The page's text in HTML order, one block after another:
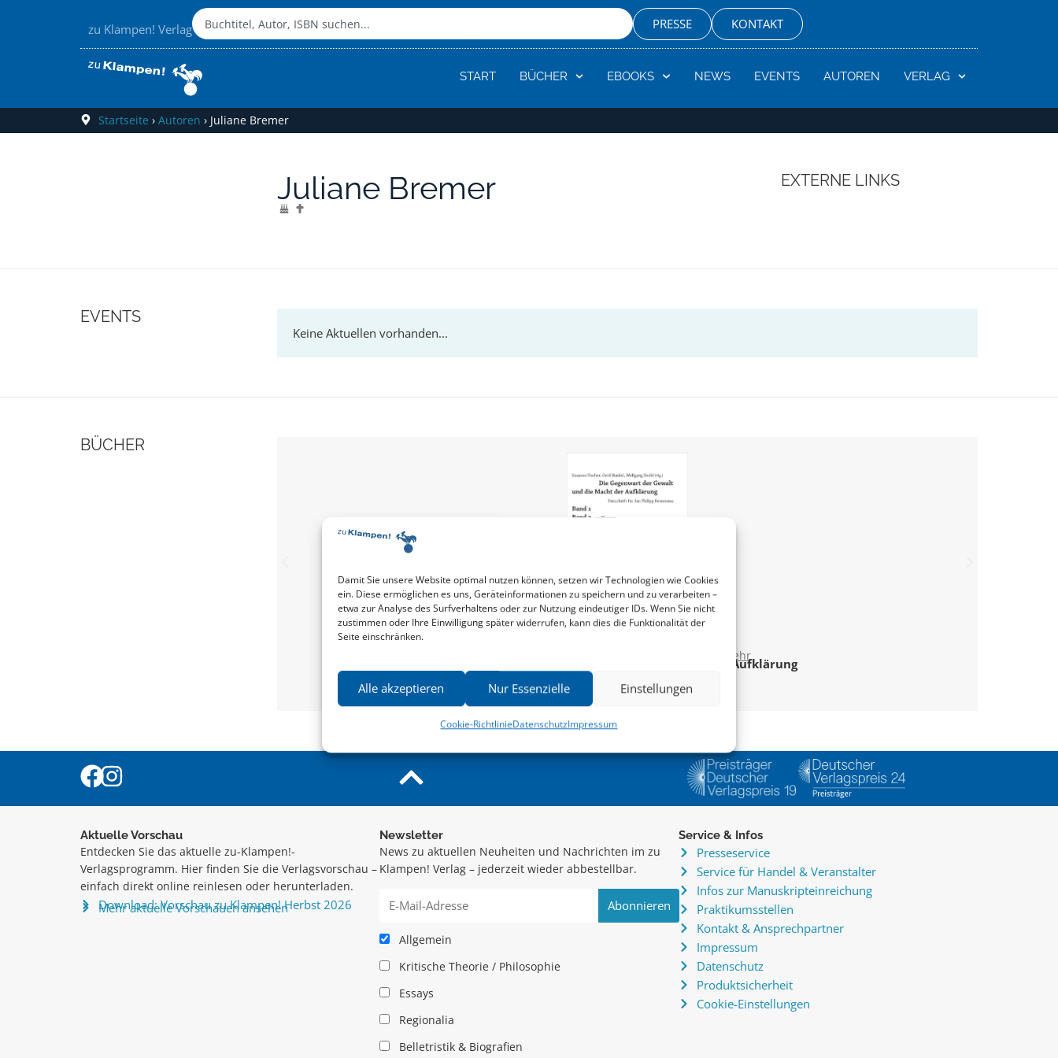
Damit Sie unsere Website optimal nutzen können, setzen wir Technologien wie Cookies
ein. Diese ermöglichen es uns, Geräteinformationen zu speichern und zu verarbeiten –
etwa zur Analyse des Surfverhaltens oder zur Nutzung eindeutiger IDs. Wenn Sie nicht
zustimmen oder Ihre Einwilligung später widerrufen, kann dies die Funktionalität der
Seite einschränken.
Alle akzeptieren Nur Essenzielle Einstellungen
Cookie-RichtlinieDatenschutzImpressum
zu Klampen! Verlag PRESSE KONTAKT
START BÜCHER EBOOKS NEWS EVENTS AUTOREN VERLAG
Startseite › Autoren › Juliane Bremer
Juliane Bremer EXTERNE LINKS
EVENTS
BÜCHER
und mehr
Die Gegenwart der Gewalt und die Macht der Aufklärung
Aktuelle Vorschau
Entdecken Sie das aktuelle zu-Klampen!-
Verlagsprogramm. Hier finden Sie die Verlagsvorschau –
einfach direkt online reinlesen oder herunterladen.
Download: Vorschau zu Klampen! Herbst 2026
Mehr aktuelle Vorschauen ansehen
Newsletter
News zu aktuellen Neuheiten und Nachrichten im zu
Klampen! Verlag – jederzeit wieder abbestellbar.
Allgemein
Kritische Theorie / Philosophie
Essays
Regionalia
Belletristik & Biografien
Service & Infos
Presseservice
Service für Handel & Veranstalter
Infos zur Manuskripteinreichung
Praktikumsstellen
Kontakt & Ansprechpartner
Impressum
Datenschutz
Produktsicherheit
Cookie-Einstellungen